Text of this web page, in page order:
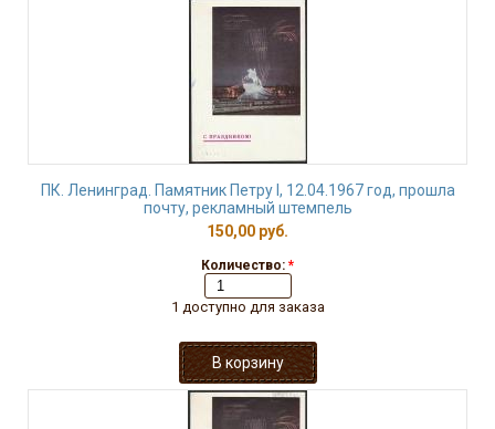
ПК. Ленинград. Памятник Петру I, 12.04.1967 год, прошла
почту, рекламный штемпель
150,00 руб.
Количество: *
1 доступно для заказа